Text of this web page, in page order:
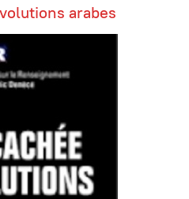
arabes